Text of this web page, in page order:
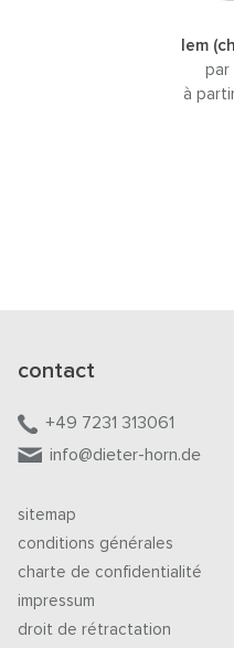
lem
par
à
contact
+49 7231 313061
info@dieter-horn.de
sitemap
conditions générales
charte de confidentialité
impressum
droit de rétractation